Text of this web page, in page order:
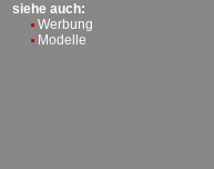
siehe auch:
Werbung
Modelle